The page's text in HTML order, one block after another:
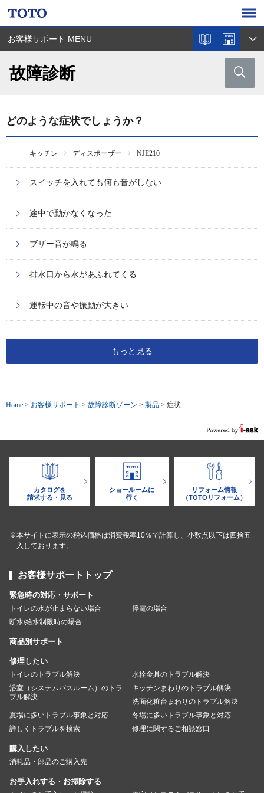
お客様サポート MENU
故障診断
どのような症状でしょうか？
キッチン ディスポーザー NJE210
スイッチを入れても何も音がしない
途中で動かなくなった
ブザー音が鳴る
排水口から水があふれてくる
運転中の音や振動が大きい
もっと見る
Home > お客様サポート > 故障診断ゾーン > 製品 > 症状
カタログを
請求する・見る
ショールームに
行く
リフォーム情報
（TOTOリフォーム）
※本サイトに表示の税込価格は消費税率10％で計算し、小数点以下は四捨五
入しております。
お客様サポートトップ
緊急時の対応・サポート
トイレの水が止まらない場合
停電の場合
断水/給水制限時の場合
商品別サポート
修理したい
トイレのトラブル解決
水栓金具のトラブル解決
浴室（システムバスルーム）のトラ
ブル解決
キッチンまわりのトラブル解決
洗面化粧台まわりのトラブル解決
夏場に多いトラブル事象と対応
冬場に多いトラブル事象と対応
詳しくトラブルを検索
修理に関するご相談窓口
購入したい
消耗品・部品のご購入先
お手入れする・お掃除する